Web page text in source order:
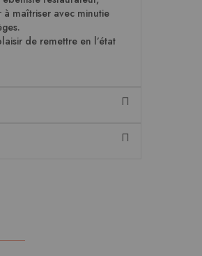
maîtriser avec minutie
de remettre en l’état